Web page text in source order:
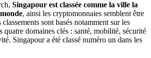
Singapour est classée comme la ville la
, ainsi les cryptomonnaies semblent être
sont basés notamment sur les
quatre domaines clés : santé, mobilité, sécurité
Singapour a été classé numéro un dans les